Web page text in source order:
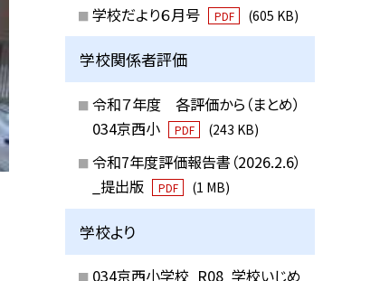
学校だより６月号 PDF (605 KB)
学校関係者評価
令和７年度 各評価から（まとめ）
034京西小
PDF (243 KB)
令和7年度評価報告書（2026.2.6）
_提出版
PDF (1 MB)
学校より
034京西小学校‗R08‗学校いじめ